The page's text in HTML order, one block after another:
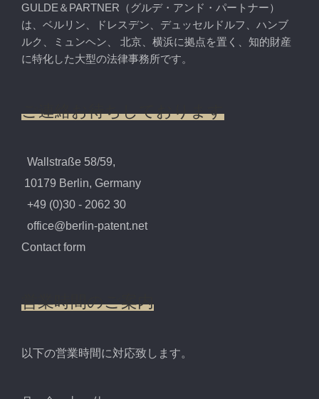
GULDE＆PARTNER（グルデ・アンド・パートナー）
は、ベルリン、ドレスデン、デュッセルドルフ、ハンブ
ルク、ミュンヘン、 北京、横浜に拠点を置く、知的財産
に特化した大型の法律事務所です。
ご連絡お待ちしております
Wallstraße 58/59,
10179 Berlin, Germany
+49 (0)30 - 2062 30
office@berlin-patent.net
Contact form
営業時間のご案内
以下の営業時間に対応致します。